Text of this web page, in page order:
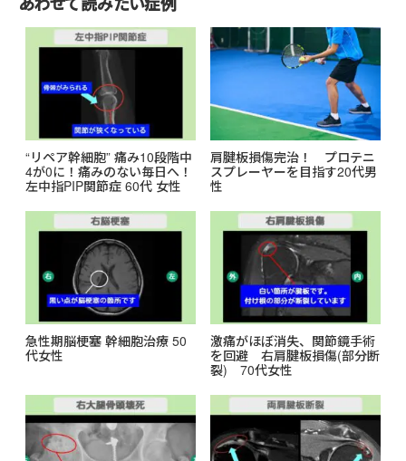
o
k
“リペア幹細胞” 痛み10段階中
4が0に！痛みのない毎日へ！
左中指PIP関節症 60代 女性
肩腱板損傷完治！ プロテニ
スプレーヤーを目指す20代男
性
急性期脳梗塞 幹細胞治療 50
代女性
激痛がほぼ消失、関節鏡手術
を回避 右肩腱板損傷(部分断
裂) 70代女性